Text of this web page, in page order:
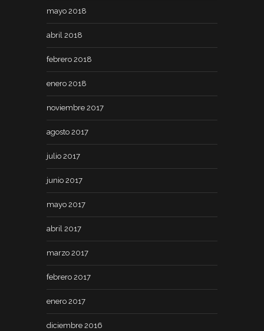
mayo 2018
abril 2018
febrero 2018
enero 2018
noviembre 2017
agosto 2017
julio 2017
junio 2017
mayo 2017
abril 2017
marzo 2017
febrero 2017
enero 2017
diciembre 2016